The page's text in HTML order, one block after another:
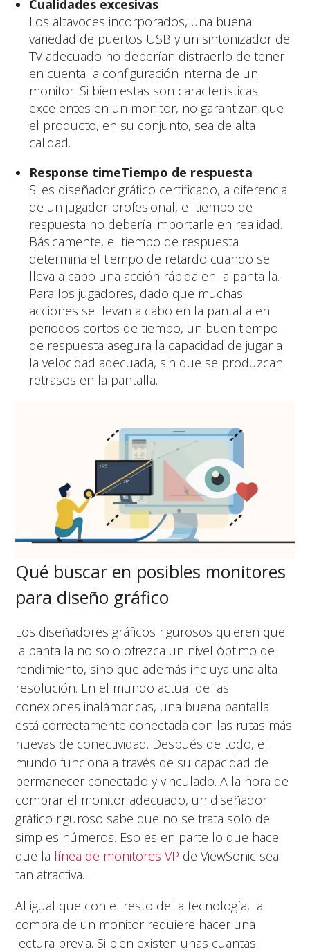
Cualidades excesivas
Los altavoces incorporados, una buena
variedad de puertos USB y un sintonizador de
TV adecuado no deberían distraerlo de tener
en cuenta la configuración interna de un
monitor. Si bien estas son características
excelentes en un monitor, no garantizan que
el producto, en su conjunto, sea de alta
calidad.
Response timeTiempo de respuesta
Si es diseñador gráfico certificado, a diferencia
de un jugador profesional, el tiempo de
respuesta no debería importarle en realidad.
Básicamente, el tiempo de respuesta
determina el tiempo de retardo cuando se
lleva a cabo una acción rápida en la pantalla.
Para los jugadores, dado que muchas
acciones se llevan a cabo en la pantalla en
periodos cortos de tiempo, un buen tiempo
de respuesta asegura la capacidad de jugar a
la velocidad adecuada, sin que se produzcan
retrasos en la pantalla.
Qué buscar en posibles monitores
para diseño gráfico
Los diseñadores gráficos rigurosos quieren que
la pantalla no solo ofrezca un nivel óptimo de
rendimiento, sino que además incluya una alta
resolución. En el mundo actual de las
conexiones inalámbricas, una buena pantalla
está correctamente conectada con las rutas más
nuevas de conectividad. Después de todo, el
mundo funciona a través de su capacidad de
permanecer conectado y vinculado. A la hora de
comprar el monitor adecuado, un diseñador
gráfico riguroso sabe que no se trata solo de
simples números. Eso es en parte lo que hace
que la línea de monitores VP de ViewSonic sea
tan atractiva.
Al igual que con el resto de la tecnología, la
compra de un monitor requiere hacer una
lectura previa. Si bien existen unas cuantas